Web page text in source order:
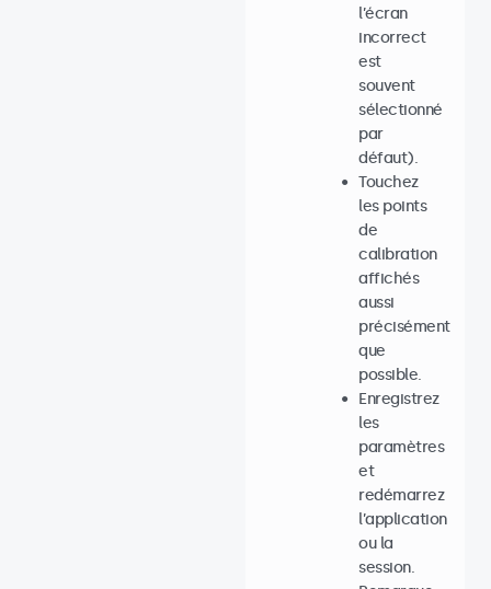
l’écran
incorrect
est
souvent
sélectionné
par
défaut).
Touchez
les points
de
calibration
affichés
aussi
précisément
que
possible.
Enregistrez
les
paramètres
et
redémarrez
l’application
ou la
session.